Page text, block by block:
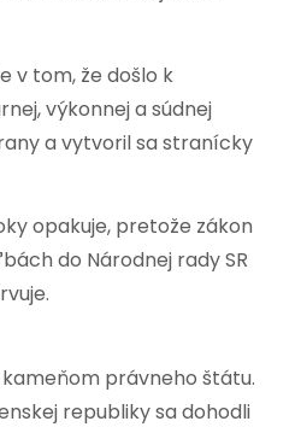
v tom, že došlo k
výkonnej a súdnej
a vytvoril sa stranícky
opakuje, pretože zákon
do Národnej rady SR
právneho štátu.
republiky sa dohodli